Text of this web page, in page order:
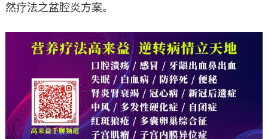
然疗法之盆腔炎方案。